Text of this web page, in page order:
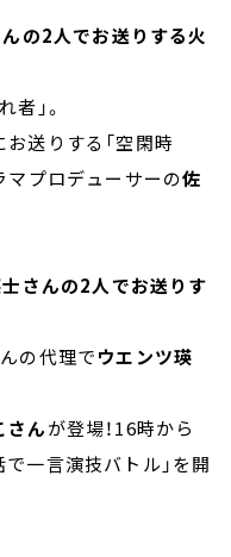
の2人でお送りする火
」。
送りする「空閑時
マプロデューサーの佐
さんの2人でお送りす
の代理でウエンツ瑛
さんが登場！16時から
で一言演技バトル」を開